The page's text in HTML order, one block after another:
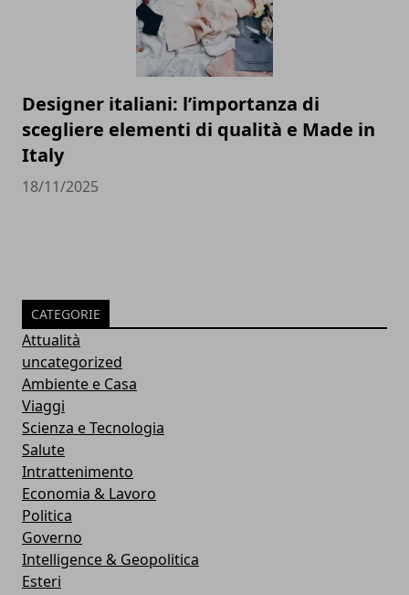
Designer italiani: l’importanza di
scegliere elementi di qualità e Made in
Italy
18/11/2025
CATEGORIE
Attualità
uncategorized
Ambiente e Casa
Viaggi
Scienza e Tecnologia
Salute
Intrattenimento
Economia & Lavoro
Politica
Governo
Intelligence & Geopolitica
Esteri